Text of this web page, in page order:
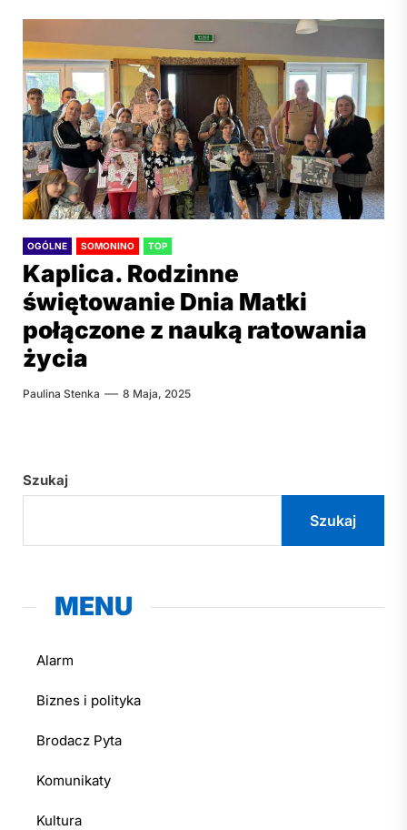
OGÓLNE SOMONINO TOP
Kaplica. Rodzinne
świętowanie Dnia Matki
połączone z nauką ratowania
życia
Paulina Stenka 8 Maja, 2025
Szukaj
Szukaj
MENU
Alarm
Biznes i polityka
Brodacz Pyta
Komunikaty
Kultura